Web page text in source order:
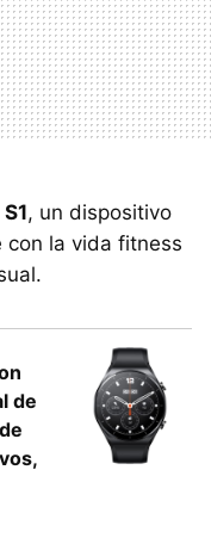
, un dispositivo
con la vida fitness
de